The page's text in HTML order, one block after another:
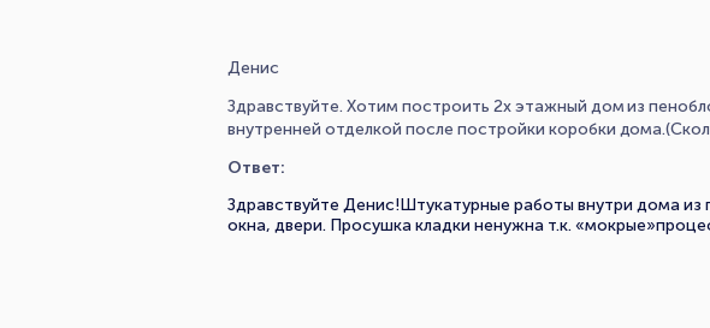
Денис
Здравствуйте. Хотим построить 2х этажный дом из
внутренней отделкой после постройки коробки
Ответ:
Здравствуйте Денис!Штукатурные работы внутри дома из
окна, двери. Просушка кладки ненужна т.к.